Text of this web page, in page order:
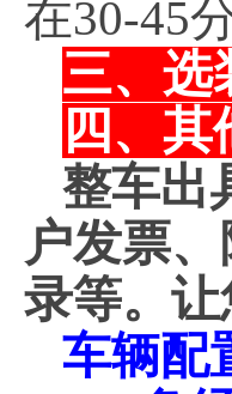
在30-45
三、选
四、其
整车出
户发票
录等。
车辆配